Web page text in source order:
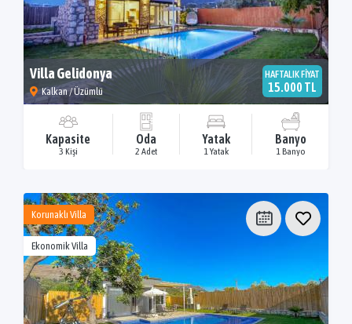
Villa Gelidonya
Kalkan / Üzümlü
HAFTALIK FİYAT
15.000 TL
Kapasite
3 Kişi
Oda
2 Adet
Yatak
1 Yatak
Banyo
1 Banyo
Korunaklı Villa
Ekonomik Villa